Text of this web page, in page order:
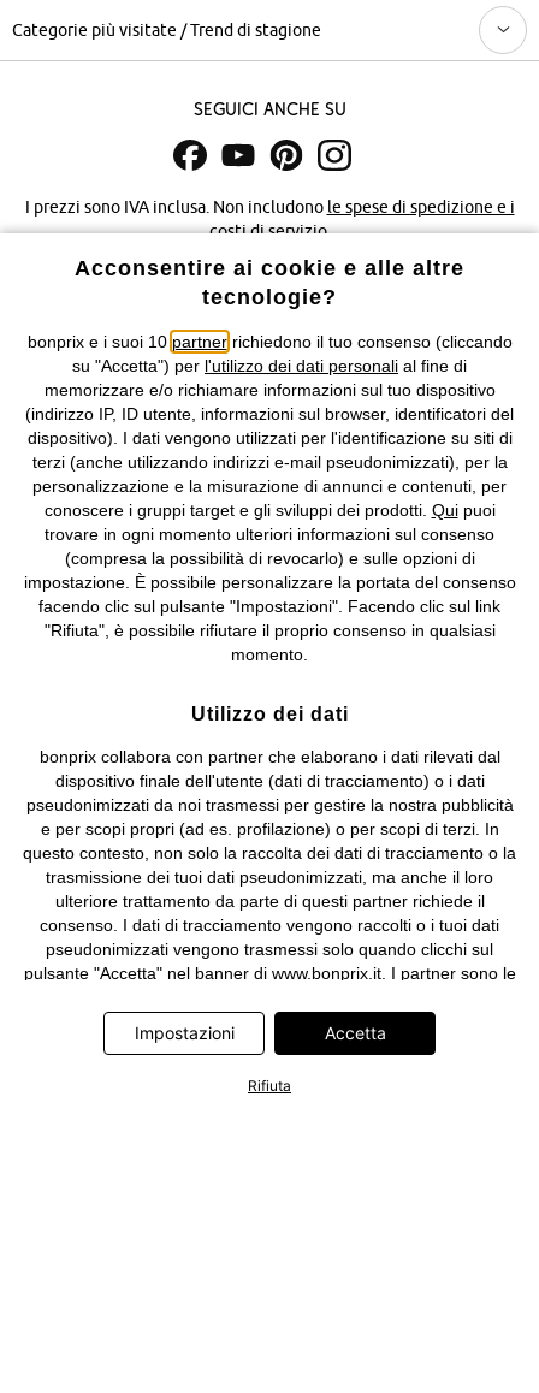
Categorie più visitate / Trend di stagione
Seguici anche su
I prezzi sono IVA inclusa. Non includono le spese di spedizione e i
costi di servizio.
Condizioni di vendita Accessibilità
Informativa privacy e cookie Gestione dei cookie
Informazioni legali Diritto di recesso
©2026 bonprix.Tutti i diritti riservati.
bonprix S.r.l. con socio unico, sede legale: via Adua 33 - 13855
Valdengo (BI) C.F. 01510910027 - P.I. 01939830020, Reg. Imprese di
Biella n. 01510910027, R.E.A. BI - 171345, N. Reg. Pile:
IT09060P00000858, N. Reg. AEE: IT08020000002105 Capitale
Sociale: euro 1.000.000 i.v, Società soggetta all'attività di direzione
e coordinamento di bonprix Beteiligungs -Verwaltungsgesellschaft
mbH.
Acconsentire ai cookie e alle altre
tecnologie?
bonprix e i suoi 10 partnerrichiedono il tuo consenso (cliccando
su "Accetta") per l'utilizzo dei dati personali al fine di
memorizzare e/o richiamare informazioni sul tuo dispositivo
(indirizzo IP, ID utente, informazioni sul browser, identificatori del
dispositivo). I dati vengono utilizzati per l'identificazione su siti di
terzi (anche utilizzando indirizzi e-mail pseudonimizzati), per la
personalizzazione e la misurazione di annunci e contenuti, per
conoscere i gruppi target e gli sviluppi dei prodotti. Quipuoi
trovare in ogni momento ulteriori informazioni sul consenso
(compresa la possibilità di revocarlo) e sulle opzioni di
impostazione. È possibile personalizzare la portata del consenso
facendo clic sul pulsante "Impostazioni". Facendo clic sul link
"Rifiuta", è possibile rifiutare il proprio consenso in qualsiasi
momento.
Utilizzo dei dati
bonprix collabora con partner che elaborano i dati rilevati dal
dispositivo finale dell'utente (dati di tracciamento) o i dati
pseudonimizzati da noi trasmessi per gestire la nostra pubblicità
e per scopi propri (ad es. profilazione) o per scopi di terzi. In
questo contesto, non solo la raccolta dei dati di tracciamento o la
trasmissione dei tuoi dati pseudonimizzati, ma anche il loro
ulteriore trattamento da parte di questi partner richiede il
consenso. I dati di tracciamento vengono raccolti o i tuoi dati
pseudonimizzati vengono trasmessi solo quando clicchi sul
pulsante "Accetta" nel banner di www.bonprix.it. I partner sono le
Limited, Hurra Communications GmbH, ID5 Technology Ltd,
Meta Platforms Ireland Limited, Microsoft Ireland Operations
Information Technologies UK Limited. Ulteriori informazioni sul
Impostazioni Accetta
Rifiuta